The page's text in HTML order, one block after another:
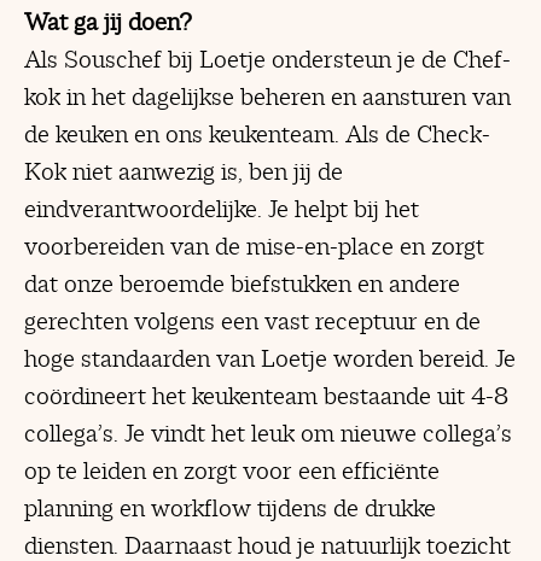
Wat ga jij doen?
Als Souschef bij Loetje ondersteun je de Chef-
kok in het dagelijkse beheren en aansturen van
de keuken en ons keukenteam. Als de Check-
Kok niet aanwezig is, ben jij de
eindverantwoordelijke. Je helpt bij het
voorbereiden van de mise-en-place en zorgt
dat onze beroemde biefstukken en andere
gerechten volgens een vast receptuur en de
hoge standaarden van Loetje worden bereid. Je
coördineert het keukenteam bestaande uit 4-8
collega’s. Je vindt het leuk om nieuwe collega’s
op te leiden en zorgt voor een efficiënte
planning en workflow tijdens de drukke
diensten. Daarnaast houd je natuurlijk toezicht